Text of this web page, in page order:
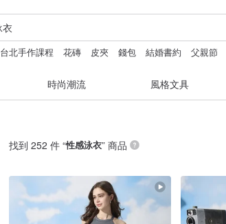
台北手作課程 花磚 皮夾 錢包 結婚書約 父親節
時尚潮流 風格文具
找到 252 件 “性感泳衣” 商品